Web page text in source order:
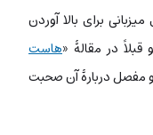
برای بالا آوردن
هاست
مفصل دربارۀ آن صحبت